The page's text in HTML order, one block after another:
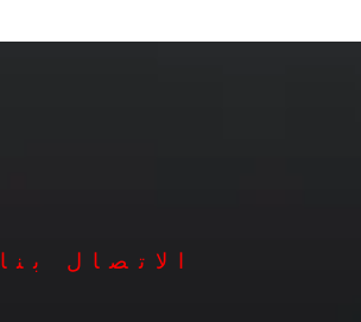
الاتصال بنا